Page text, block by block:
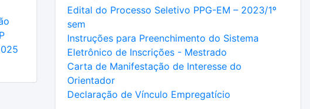
Edital do Processo Seletivo PPG-EM – 2023/1º
sem
Instruções para Preenchimento do Sistema
Eletrônico de Inscrições - Mestrado
Carta de Manifestação de Interesse do
Orientador
Declaração de Vínculo Empregatício